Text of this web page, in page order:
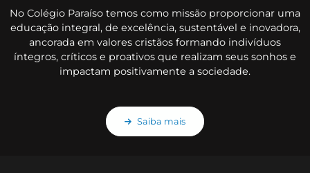
No Colégio Paraíso temos como missão proporcionar uma
educação integral, de excelência, sustentável e inovadora,
ancorada em valores cristãos formando indivíduos
íntegros, críticos e proativos que realizam seus sonhos e
impactam positivamente a sociedade.
Saiba mais